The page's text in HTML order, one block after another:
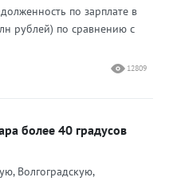
по зарплате в
рублей) по сравнению с
12809
более 40 градусов
Волгоградскую,